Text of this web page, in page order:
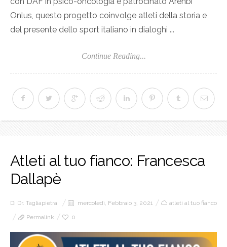
Onlus, questo progetto coinvolge atleti della storia e
del presente dello sport italiano in dialoghi ...
Continue Reading...
Atleti al tuo fianco: Francesca
Dallapè
Di Dr. Tagliapietra mercoledì, Febbraio 3, 2021
atleti al tuo fianco
Permalink
0